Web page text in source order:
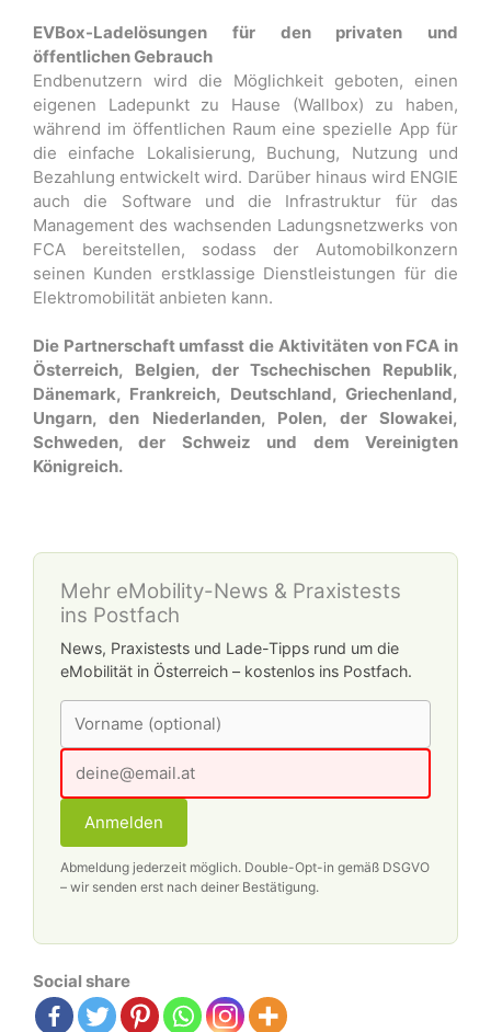
EVBox-Ladelösungen für den privaten und
öffentlichen Gebrauch
Endbenutzern wird die Möglichkeit geboten, einen
eigenen Ladepunkt zu Hause (Wallbox) zu haben,
während im öffentlichen Raum eine spezielle App für
die einfache Lokalisierung, Buchung, Nutzung und
Bezahlung entwickelt wird. Darüber hinaus wird ENGIE
auch die Software und die Infrastruktur für das
Management des wachsenden Ladungsnetzwerks von
FCA bereitstellen, sodass der Automobilkonzern
seinen Kunden erstklassige Dienstleistungen für die
Elektromobilität anbieten kann.
Die Partnerschaft umfasst die Aktivitäten von FCA in
Österreich, Belgien, der Tschechischen Republik,
Dänemark, Frankreich, Deutschland, Griechenland,
Ungarn, den Niederlanden, Polen, der Slowakei,
Schweden, der Schweiz und dem Vereinigten
Königreich.
Mehr eMobility-News & Praxistests
ins Postfach
News, Praxistests und Lade-Tipps rund um die
eMobilität in Österreich – kostenlos ins Postfach.
Anmelden
Abmeldung jederzeit möglich. Double-Opt-in gemäß DSGVO
– wir senden erst nach deiner Bestätigung.
Social share